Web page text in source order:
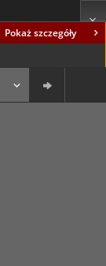
Pokaż szczegóły